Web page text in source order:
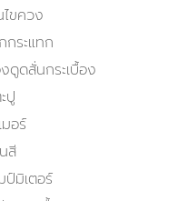
ไขควง
กระแทก
ดูดสั่นกระเบื้อง
ปู
อร์
สี
ป์มิเตอร์